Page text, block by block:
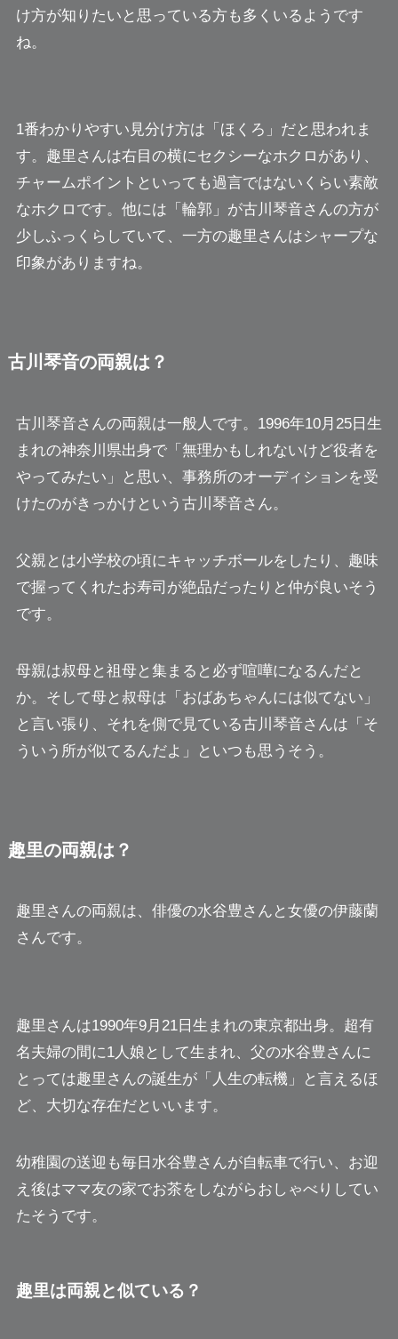
け方が知りたいと思っている方も多くいるようです
ね。
1番わかりやすい見分け方は「ほくろ」だと思われま
す。趣里さんは右目の横にセクシーなホクロがあり、
チャームポイントといっても過言ではないくらい素敵
なホクロです。他には「輪郭」が古川琴音さんの方が
少しふっくらしていて、一方の趣里さんはシャープな
印象がありますね。
古川琴音の両親は？
古川琴音さんの両親は一般人です。1996年10月25日生
まれの神奈川県出身で「無理かもしれないけど役者を
やってみたい」と思い、事務所のオーディションを受
けたのがきっかけという古川琴音さん。
父親とは小学校の頃にキャッチボールをしたり、趣味
で握ってくれたお寿司が絶品だったりと仲が良いそう
です。
母親は叔母と祖母と集まると必ず喧嘩になるんだと
か。そして母と叔母は「おばあちゃんには似てない」
と言い張り、それを側で見ている古川琴音さんは「そ
ういう所が似てるんだよ」といつも思うそう。
趣里の両親は？
趣里さんの両親は、俳優の水谷豊さんと女優の伊藤蘭
さんです。
趣里さんは1990年9月21日生まれの東京都出身。超有
名夫婦の間に1人娘として生まれ、父の水谷豊さんに
とっては趣里さんの誕生が「人生の転機」と言えるほ
ど、大切な存在だといいます。
幼稚園の送迎も毎日水谷豊さんが自転車で行い、お迎
え後はママ友の家でお茶をしながらおしゃべりしてい
たそうです。
趣里は両親と似ている？